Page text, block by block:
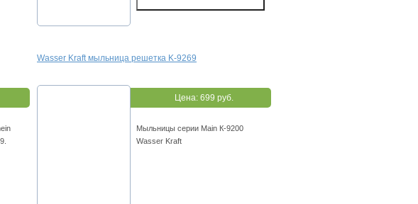
Wasser Kraft мыльница решетка K-9269
Цена: 699 руб.
Мыльницы серии Main К-9200
Wasser Kraft